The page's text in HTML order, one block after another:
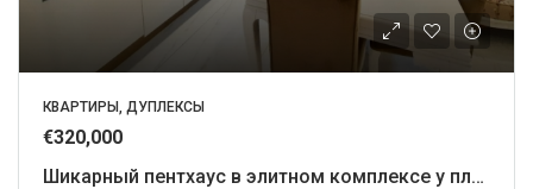
КВАРТИРЫ, ДУПЛЕКСЫ
€320,000
Шикарный пентхаус в элитном комплексе у пляжа Клеопатры.